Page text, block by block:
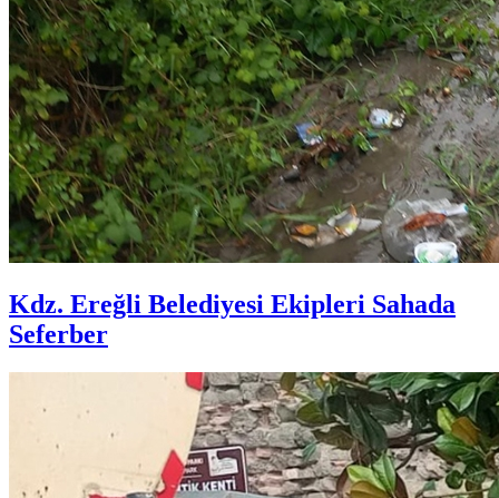
Kdz. Ereğli Belediyesi Ekipleri Sahada
Seferber